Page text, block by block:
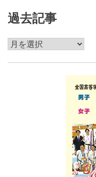
過去記事
過